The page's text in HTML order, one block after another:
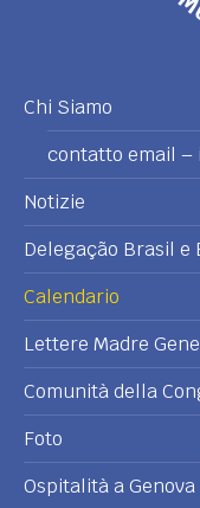
Chi Siamo
contatto email –
Notizie
Delegação Brasil e
Calendario
Lettere Madre
Comunità della
Foto
Ospitalità a Genova